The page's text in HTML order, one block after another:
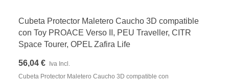
Cubeta Protector Maletero Caucho 3D compatible
con Toy PROACE Verso II, PEU Traveller, CITR
Space Tourer, OPEL Zafira Life
56,04 €
Iva Incl.
Cubeta Protector Maletero Caucho 3D compatible con